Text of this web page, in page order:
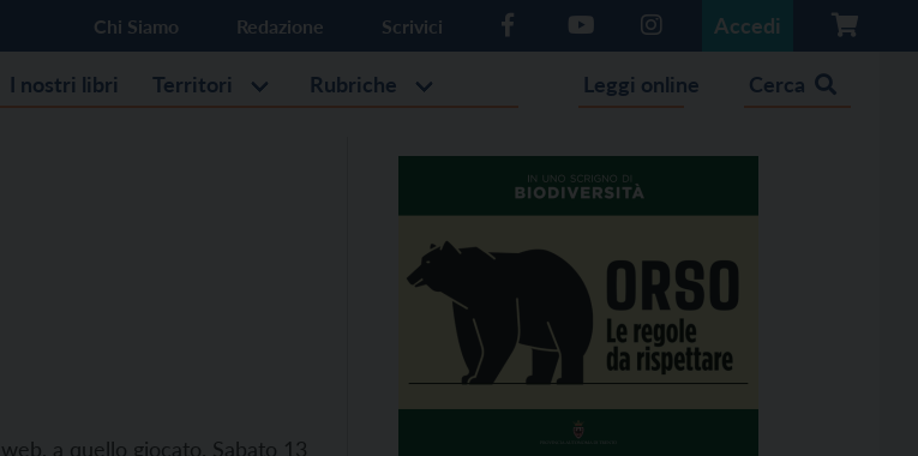
Chi Siamo Redazione Scrivici Accedi
I nostri libri Territori Rubriche Leggi online Cerca
a quello giocato. Sabato 13